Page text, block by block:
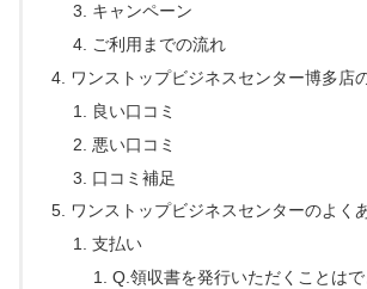
キャンペーン
ご利用までの流れ
ワンストップビジネスセンター博多店
良い口コミ
悪い口コミ
口コミ補足
ワンストップビジネスセンターのよく
支払い
Q.領収書を発行いただくことはで